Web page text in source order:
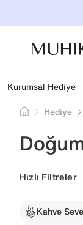
Kurumsal Hediye
Hediye
Hızlı Filtreler
Kahve